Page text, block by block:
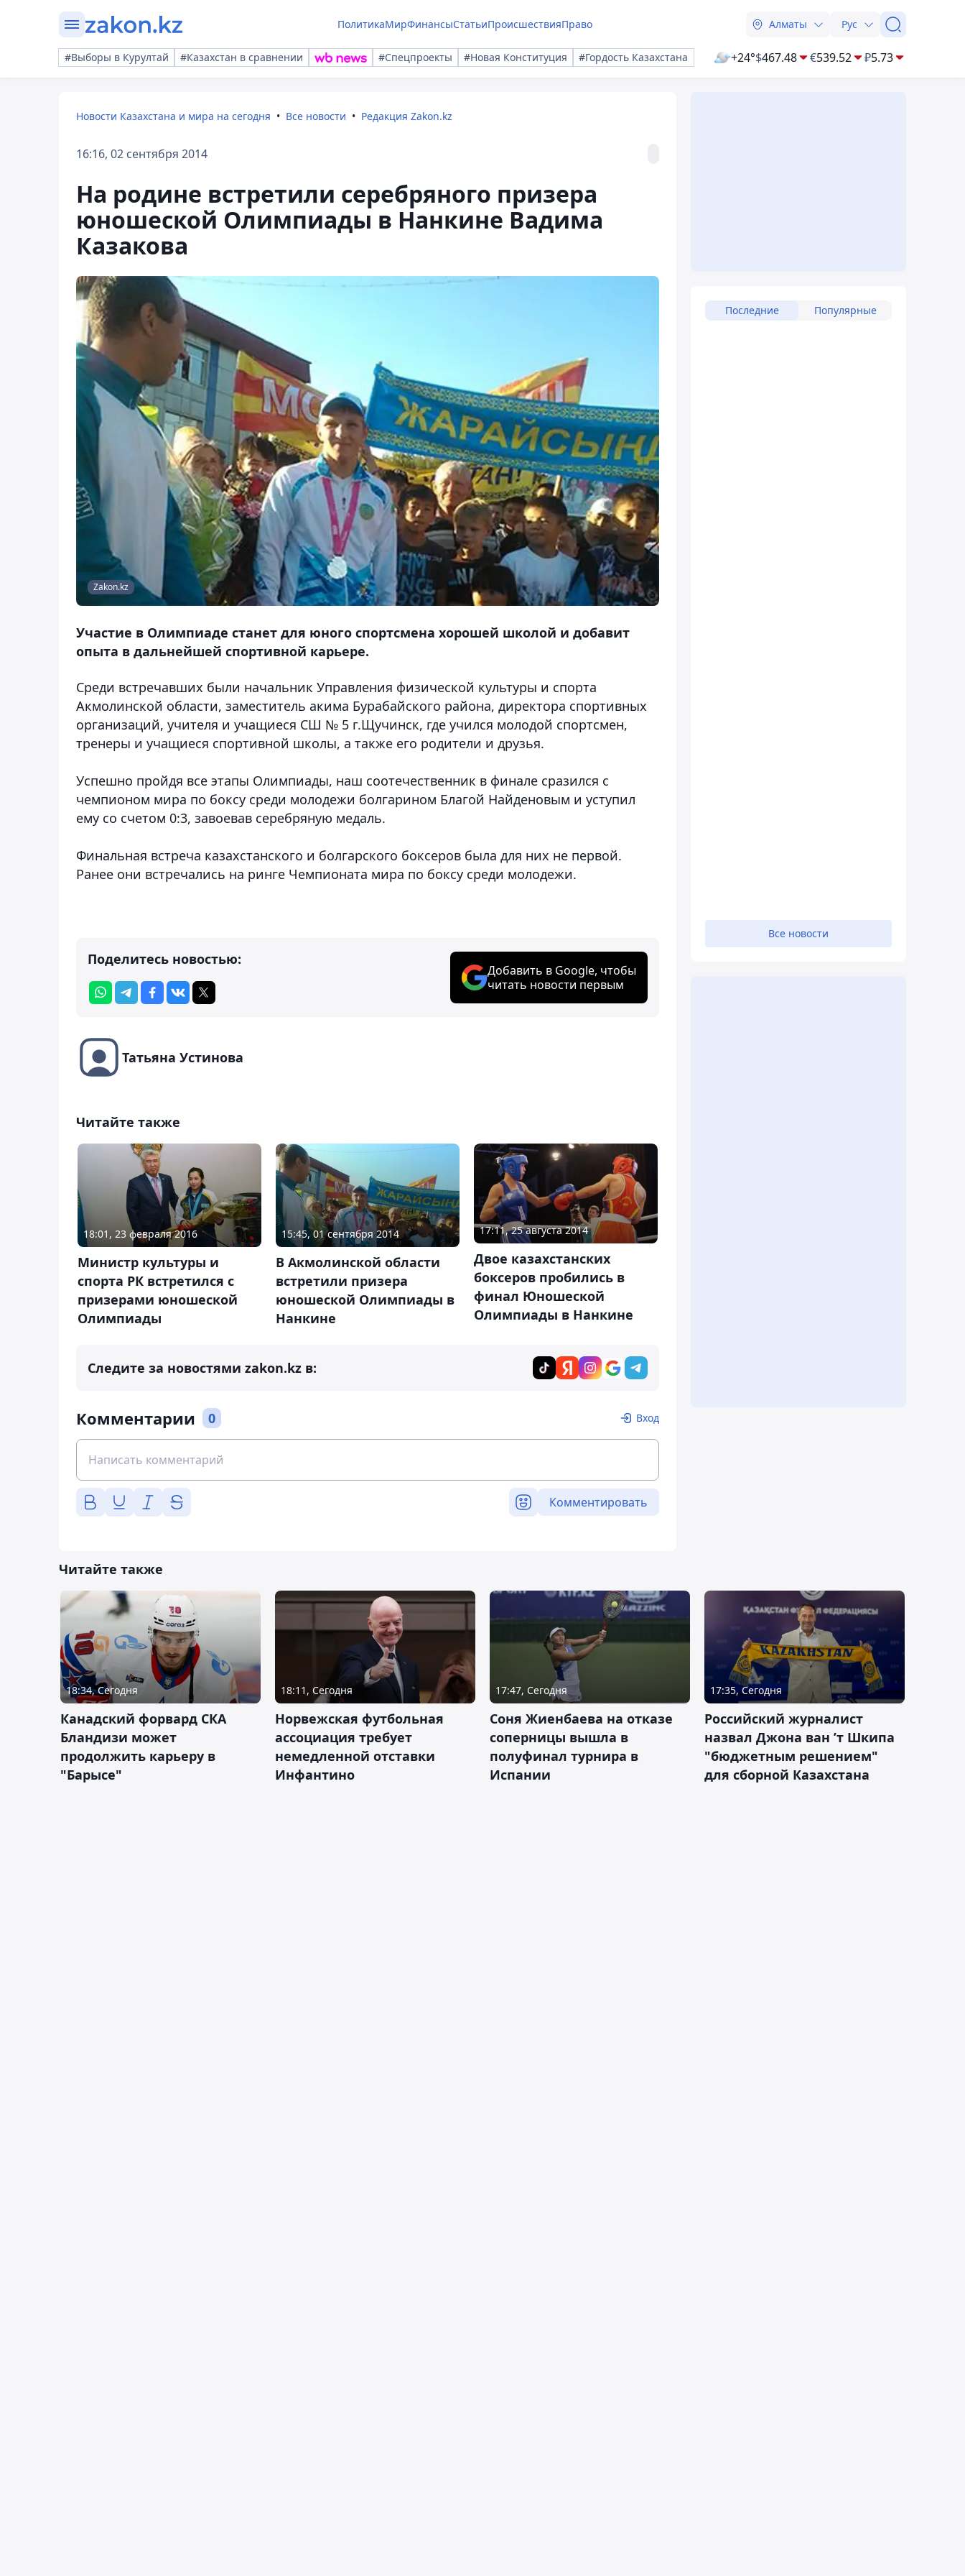
ПолитикаМирФинансыСтатьиПроисшествияПраво Алматы Рус
#Выборы в Курултай #Казахстан в сравнении #Спецпроекты #Новая Конституция #Гордость Казахстана +24°$467.48 €539.52 ₽5.73
Новости Казахстана и мира на сегодня Все новости Редакция Zakon.kz
16:16, 02 сентября 2014
На родине встретили серебряного призера
юношеской Олимпиады в Нанкине Вадима
Казакова
Zakon.kz
Участие в Олимпиаде станет для юного спортсмена хорошей школой и добавит
опыта в дальнейшей спортивной карьере.
Среди встречавших были начальник Управления физической культуры и спорта
Акмолинской области, заместитель акима Бурабайского района, директора спортивных
организаций, учителя и учащиеся СШ № 5 г.Щучинск, где учился молодой спортсмен,
тренеры и учащиеся спортивной школы, а также его родители и друзья.
Успешно пройдя все этапы Олимпиады, наш соотечественник в финале сразился с
чемпионом мира по боксу среди молодежи болгарином Благой Найденовым и уступил
ему со счетом 0:3, завоевав серебряную медаль.
Финальная встреча казахстанского и болгарского боксеров была для них не первой.
Ранее они встречались на ринге Чемпионата мира по боксу среди молодежи.
Поделитесь новостью:
Добавить в Google, чтобы
читать новости первым
Татьяна Устинова
Читайте также
18:01, 23 февраля 2016
Министр культуры и
спорта РК встретился с
призерами юношеской
Олимпиады
15:45, 01 сентября 2014
В Акмолинской области
встретили призера
юношеской Олимпиады в
Нанкине
17:11, 25 августа 2014
Двое казахстанских
боксеров пробились в
финал Юношеской
Олимпиады в Нанкине
Следите за новостями zakon.kz в:
Комментарии 0 Вход
Комментировать
Последние Популярные
Все новости
Читайте также
18:34, Сегодня
Канадский форвард СКА
Бландизи может
продолжить карьеру в
"Барысе"
18:11, Сегодня
Норвежская футбольная
ассоциация требует
немедленной отставки
Инфантино
17:47, Сегодня
Соня Жиенбаева на отказе
соперницы вышла в
полуфинал турнира в
Испании
17:35, Сегодня
Российский журналист
назвал Джона ван ’т Шкипа
"бюджетным решением"
для сборной Казахстана